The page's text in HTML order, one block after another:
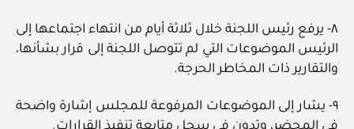
٨- يرفع رئيس اللجنة خلال ثلاثة أيام من انتهاء اجتماعها إلى
الرئيس الموضوعات التي لم تتوصل اللجنة إلى قرار بشأنها،
والتقارير ذات المخاطر الحرجة.
٩- يشار إلى الموضوعات المرفوعة للمجلس إشارة واضحة